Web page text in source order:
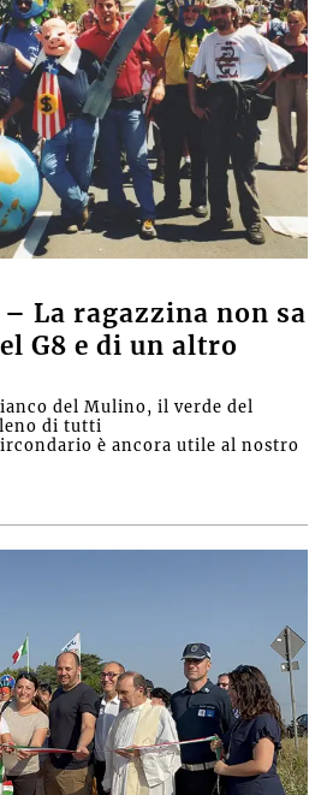
La ragazzina non sa
G8 e di un altro
del Mulino, il verde del
di tutti
è ancora utile al nostro